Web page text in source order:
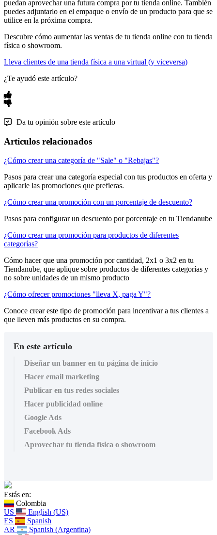
puedan aprovechar una futura compra por tu tienda online. También
puedes adjuntarlo en el empaque o envío de un producto para que se
utilice en la próxima compra.
Descubre cómo aumentar las ventas de tu tienda online con tu tienda
física o showroom.
Lleva clientes de una tienda física a una virtual (y viceversa)
¿Te ayudó este artículo?
Da tu opinión sobre este artículo
Artículos relacionados
¿Cómo crear una categoría de "Sale" o "Rebajas"?
Pasos para crear una categoría especial con tus productos en oferta y
aplicarle las promociones que prefieras.
¿Cómo crear una promoción con un porcentaje de descuento?
Pasos para configurar un descuento por porcentaje en tu Tiendanube
¿Cómo crear una promoción para productos de diferentes
categorías?
Cómo hacer que una promoción por cantidad, 2x1 o 3x2 en tu
Tiendanube, que aplique sobre productos de diferentes categorías y
no sobre unidades de un mismo producto
¿Cómo ofrecer promociones "lleva X, paga Y"?
Conoce crear este tipo de promoción para incentivar a tus clientes a
que lleven más productos en su compra.
En este artículo
Diseñar un banner en tu página de inicio
Hacer email marketing
Publicar en tus redes sociales
Hacer publicidad online
Google Ads
Facebook Ads
Aprovechar tu tienda física o showroom
Estás en:
Colombia
US
English (US)
ES
Spanish
AR
Spanish (Argentina)